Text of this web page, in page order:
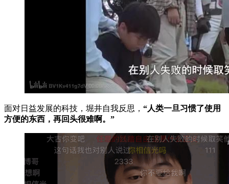
面对日益发展的科技，堀井自我反思， “人类一旦习惯了使用
方便的东西，再回头很难啊。”